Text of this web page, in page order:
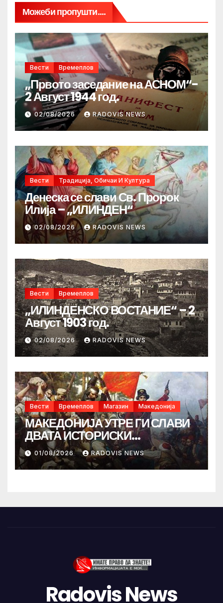
Можеби пропушти....
Вести Времеплов
„Првото заседание на АСНОМ“-
2 Август 1944 год.
02/08/2026 RADOVIS NEWS
Вести Традиција, Обичаи И Култура
Денеска се слави Св. Пророк
Илија – „ИЛИНДЕН“
02/08/2026 RADOVIS NEWS
Вести Времеплов
„ИЛИНДЕНСКО ВОСТАНИЕ“ – 2
Август 1903 год.
02/08/2026 RADOVIS NEWS
Вести Времеплов Магазин Македонија
МАКЕДОНИЈА УТРЕ ГИ СЛАВИ
ДВАТА ИСТОРИСКИ
ИЛИНДЕНА!
01/08/2026 RADOVIS NEWS
Radovis News